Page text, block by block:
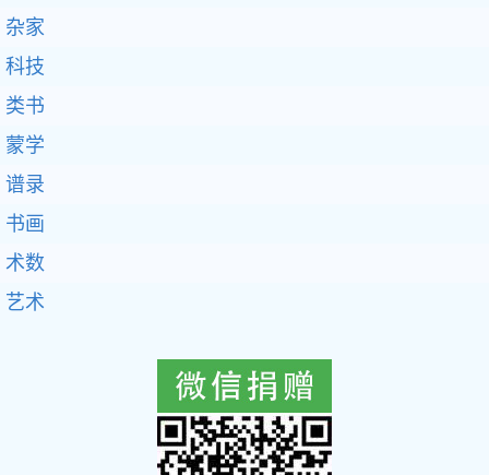
杂家
科技
类书
蒙学
谱录
书画
术数
艺术